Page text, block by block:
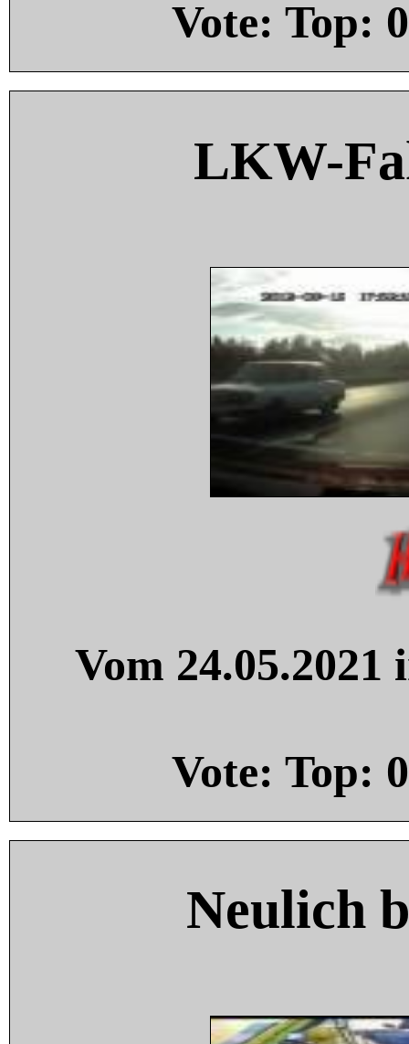
Vote: Top: 0
LKW-
Vom
Vote: Top: 0
Neulich